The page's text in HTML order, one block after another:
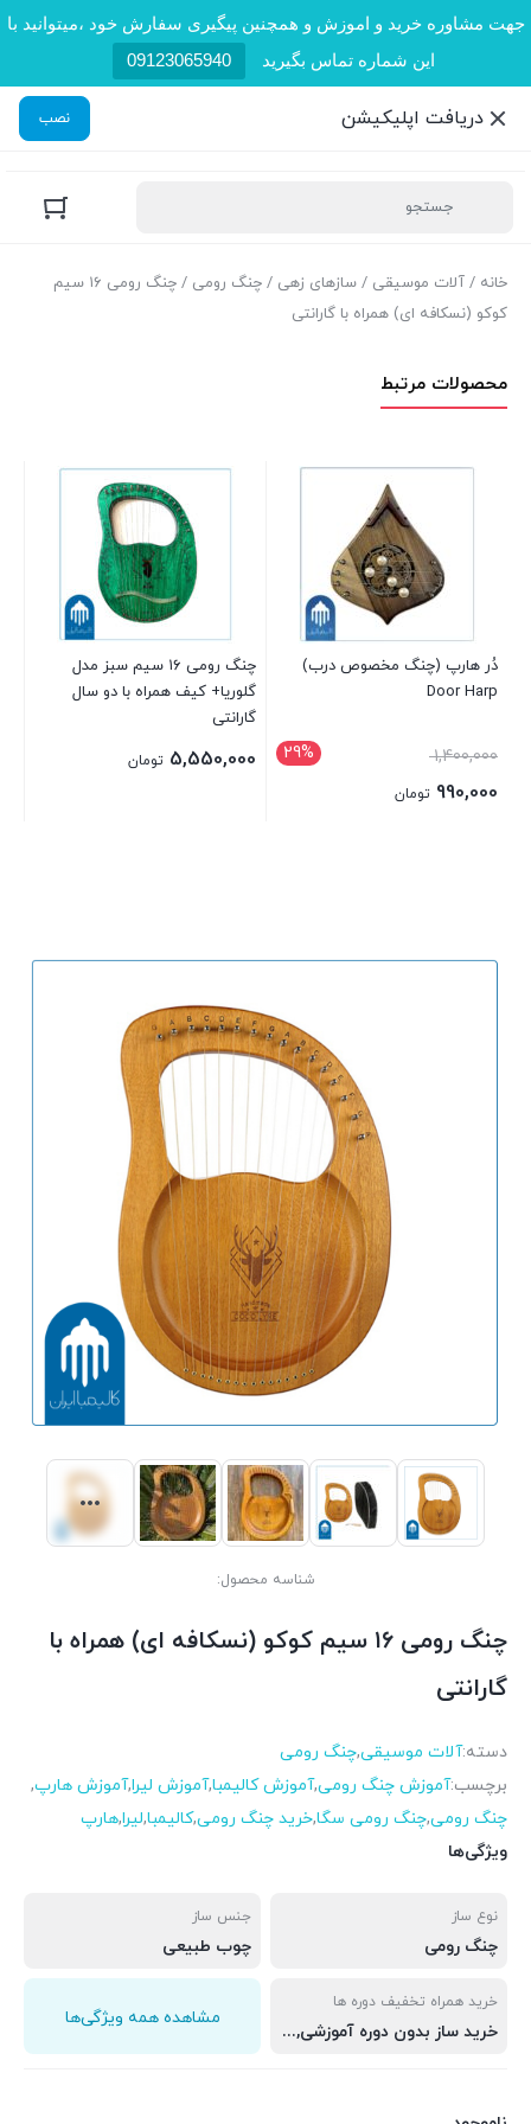
جهت مشاوره خرید و اموزش و همچنین پیگیری سفارش خود ،میتوانید با
این شماره تماس بگیرید
09123065940
دریافت اپلیکیشن نصب
خانه / آلات موسیقی / سازهای زهی / چنگ رومی
/ چنگ رومی ۱۶ سیم
کوکو (نسکافه ای) همراه با گارانتی
محصولات مرتبط
دُر هارپ (چنگ مخصوص درب)
Door Harp
29% 1,400,000قیمت
اصلی 990,000 تومان
چنگ رومی ۱۶ سیم سبز مدل
گلوریا+ کیف همراه با دو سال
گارانتی
5,550,000 تومان
شناسه محصول:
چنگ رومی ۱۶ سیم کوکو (نسکافه ای) همراه با
گارانتی
دسته:آلات موسیقی,چنگ رومی
برچسب:آموزش چنگ رومی,آموزش کالیمبا,آموزش لیرا,آموزش هارپ,
چنگ رومی,چنگ رومی سگا,خرید چنگ رومی,کالیمبا,لیرا,هارپ
ویژگی‌ها
نوع ساز
چنگ رومی
جنس ساز
چوب طبیعی
خرید همراه تخفیف دوره ها
خرید ساز بدون دوره آموزشی, خرید ساز به همرا دوره اول و دوم, خرید ساز به همراه دوره اول, خرید ساز به همراه دوره دوم
مشاهده همه ویژگی‌ها